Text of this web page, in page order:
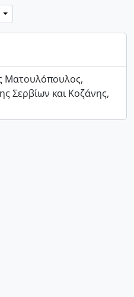
Ματουλόπουλος,
Σερβίων και Κοζάνης,